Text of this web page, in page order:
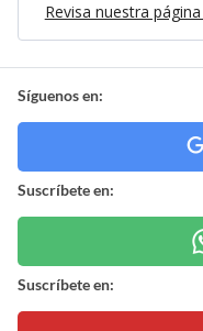
Revisa nuestra
Síguenos en:
Suscríbete en:
Suscríbete en: